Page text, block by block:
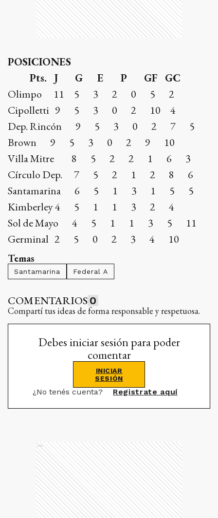
POSICIONES
Pts. J G E P GF GC
Olimpo 11 5 3 2 0 5 2
Cipolletti 9 5 3 0 2 10 4
Dep. Rincón 9 5 3 0 2 7 5
Brown 9 5 3 0 2 9 10
Villa Mitre 8 5 2 2 1 6 3
Círculo Dep. 7 5 2 1 2 8 6
Santamarina 6 5 1 3 1 5 5
Kimberley 4 5 1 1 3 2 4
Sol de Mayo 4 5 1 1 3 5 11
Germinal 2 5 0 2 3 4 10
Temas
Santamarina Federal A
COMENTARIOS 0
Compartí tus ideas de forma responsable y respetuosa.
Debes iniciar sesión para poder
comentar
INICIAR
SESIÓN
¿No tenés cuenta? Registrate aquí
Ads